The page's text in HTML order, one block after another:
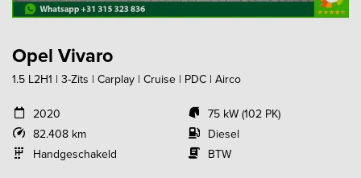
Opel Vivaro
1.5 L2H1 | 3-Zits | Carplay | Cruise | PDC | Airco
2020
82.408 km
Handgeschakeld
75 kW (102 PK)
Diesel
BTW